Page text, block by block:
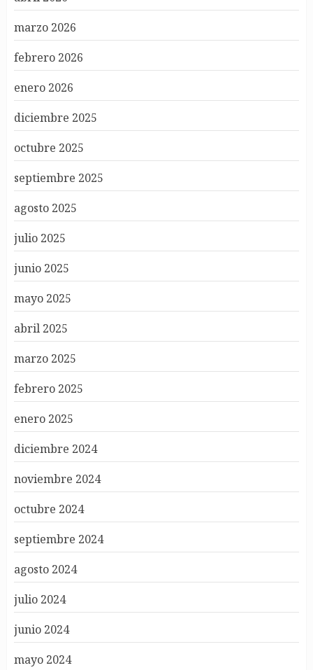
marzo 2026
febrero 2026
enero 2026
diciembre 2025
octubre 2025
septiembre 2025
agosto 2025
julio 2025
junio 2025
mayo 2025
abril 2025
marzo 2025
febrero 2025
enero 2025
diciembre 2024
noviembre 2024
octubre 2024
septiembre 2024
agosto 2024
julio 2024
junio 2024
mayo 2024